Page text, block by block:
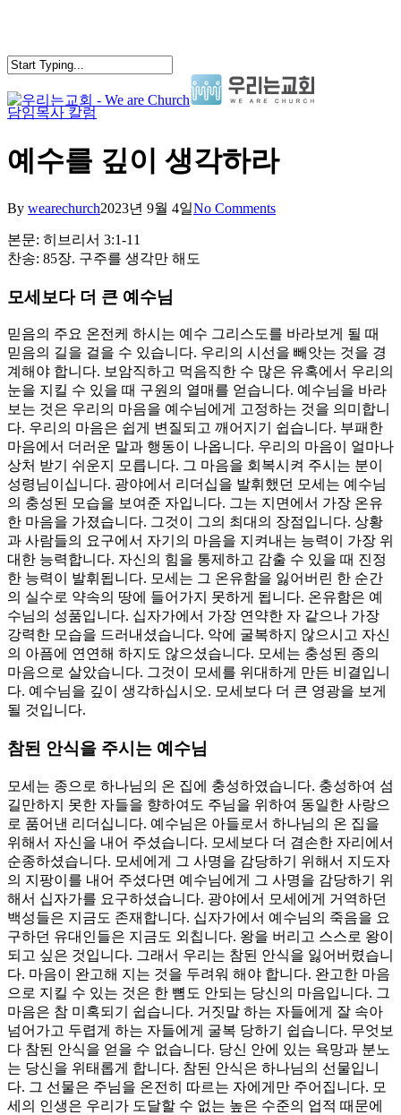
content
search
Menu
담임목사 칼럼
예수를 깊이 생각하라
By wearechurch2023년 9월 4일No Comments
본문: 히브리서 3:1-11
찬송: 85장. 구주를 생각만 해도
모세보다 더 큰 예수님
믿음의 주요 온전케 하시는 예수 그리스도를 바라보게 될 때
믿음의 길을 걸을 수 있습니다. 우리의 시선을 빼앗는 것을 경
계해야 합니다. 보암직하고 먹음직한 수 많은 유혹에서 우리의
눈을 지킬 수 있을 때 구원의 열매를 얻습니다. 예수님을 바라
보는 것은 우리의 마음을 예수님에게 고정하는 것을 의미합니
다. 우리의 마음은 쉽게 변질되고 깨어지기 쉽습니다. 부패한
마음에서 더러운 말과 행동이 나옵니다. 우리의 마음이 얼마나
상처 받기 쉬운지 모릅니다. 그 마음을 회복시켜 주시는 분이
성령님이십니다. 광야에서 리더십을 발휘했던 모세는 예수님
의 충성된 모습을 보여준 자입니다. 그는 지면에서 가장 온유
한 마음을 가졌습니다. 그것이 그의 최대의 장점입니다. 상황
과 사람들의 요구에서 자기의 마음을 지켜내는 능력이 가장 위
대한 능력합니다. 자신의 힘을 통제하고 감출 수 있을 때 진정
한 능력이 발휘됩니다. 모세는 그 온유함을 잃어버린 한 순간
의 실수로 약속의 땅에 들어가지 못하게 됩니다. 온유함은 예
수님의 성품입니다. 십자가에서 가장 연약한 자 같으나 가장
강력한 모습을 드러내셨습니다. 악에 굴복하지 않으시고 자신
의 아픔에 연연해 하지도 않으셨습니다. 모세는 충성된 종의
마음으로 살았습니다. 그것이 모세를 위대하게 만든 비결입니
다. 예수님을 깊이 생각하십시오. 모세보다 더 큰 영광을 보게
될 것입니다.
참된 안식을 주시는 예수님
모세는 종으로 하나님의 온 집에 충성하였습니다. 충성하여 섬
길만하지 못한 자들을 향하여도 주님을 위하여 동일한 사랑으
로 품어낸 리더십니다. 예수님은 아들로서 하나님의 온 집을
위해서 자신을 내어 주셨습니다. 모세보다 더 겸손한 자리에서
순종하셨습니다. 모세에게 그 사명을 감당하기 위해서 지도자
의 지팡이를 내어 주셨다면 예수님에게 그 사명을 감당하기 위
해서 십자가를 요구하셨습니다. 광야에서 모세에게 거역하던
백성들은 지금도 존재합니다. 십자가에서 예수님의 죽음을 요
구하던 유대인들은 지금도 외칩니다. 왕을 버리고 스스로 왕이
되고 싶은 것입니다. 그래서 우리는 참된 안식을 잃어버렸습니
다. 마음이 완고해 지는 것을 두려워 해야 합니다. 완고한 마음
으로 지킬 수 있는 것은 한 뼘도 안되는 당신의 마음입니다. 그
마음은 참 미혹되기 쉽습니다. 거짓말 하는 자들에게 잘 속아
넘어가고 두렵게 하는 자들에게 굴복 당하기 쉽습니다. 무엇보
다 참된 안식을 얻을 수 없습니다. 당신 안에 있는 욕망과 분노
는 당신을 위태롭게 합니다. 참된 안식은 하나님의 선물입니
다. 그 선물은 주님을 온전히 따르는 자에게만 주어집니다. 모
세의 인생은 우리가 도달할 수 없는 높은 수준의 업적 때문에